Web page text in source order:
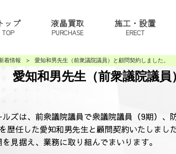
トップ
TOP
液晶買取
PURCHASE
施工・設置
ERECT
着情報 > 愛知和男先生（前衆議院議員）と顧問契約しました。
愛知和男先生（前衆議院議員
ズは、前衆議院議員で衆議院議員（9期）
歴任した愛知和男先生と顧問契約いたしました
見据え、業務に取り組んでまいります。